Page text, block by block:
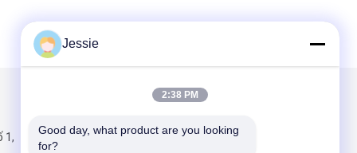
1,
Jessie
2:38 PM
Good day, what product are you looking
for?